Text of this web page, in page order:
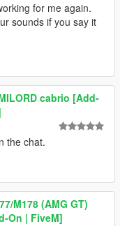
for me again.
sounds if you say it
cabrio [Add-
the chat.
M178 (AMG GT)
On | FiveM]